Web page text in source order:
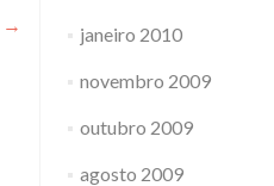
→ janeiro 2010
novembro 2009
outubro 2009
agosto 2009